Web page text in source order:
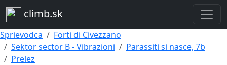
climb.sk
Sprievodca
Forti di Civezzano
Sektor sector B - Vibrazioni
Parassiti si nasce, 7b
Prelez